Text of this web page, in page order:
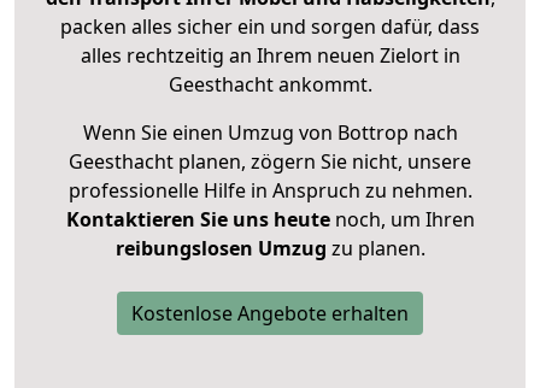
packen alles sicher ein und sorgen dafür, dass
alles rechtzeitig an Ihrem neuen Zielort in
Geesthacht ankommt.
Wenn Sie einen Umzug von Bottrop nach
Geesthacht planen, zögern Sie nicht, unsere
professionelle Hilfe in Anspruch zu nehmen.
Kontaktieren Sie uns heutenoch, um Ihren
reibungslosen Umzug zu planen.
Kostenlose Angebote erhalten